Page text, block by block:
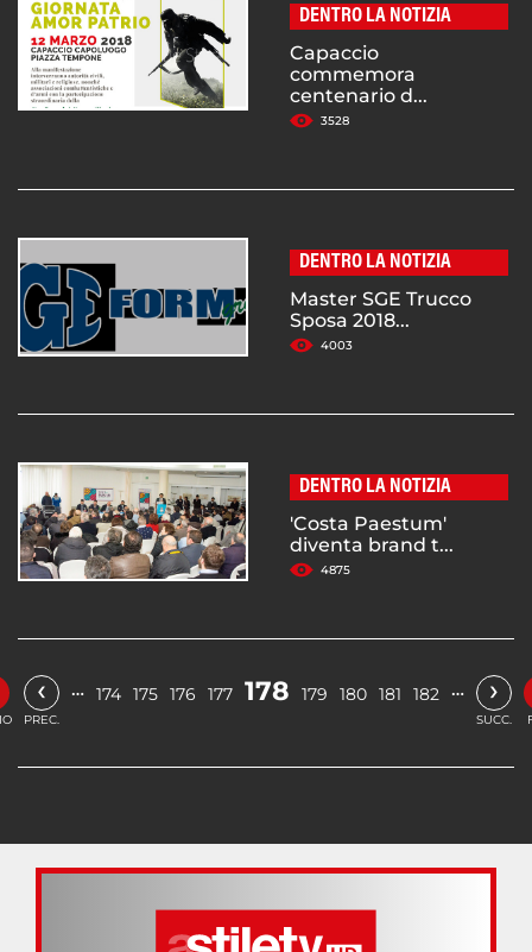
DENTRO LA NOTIZIA
Capaccio
commemora
centenario d...
3528
DENTRO LA NOTIZIA
Master SGE Trucco
Sposa 2018...
4003
DENTRO LA NOTIZIA
'Costa Paestum'
diventa brand t...
4875
‹
PREC.
… 174 175 176 177 178 179 180 181 182 … ›
SUCC.